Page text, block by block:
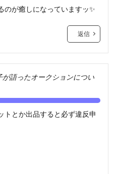
のが癒しになっていますッ✨
返信
語ったオークションについ
トとか出品すると必ず違反申